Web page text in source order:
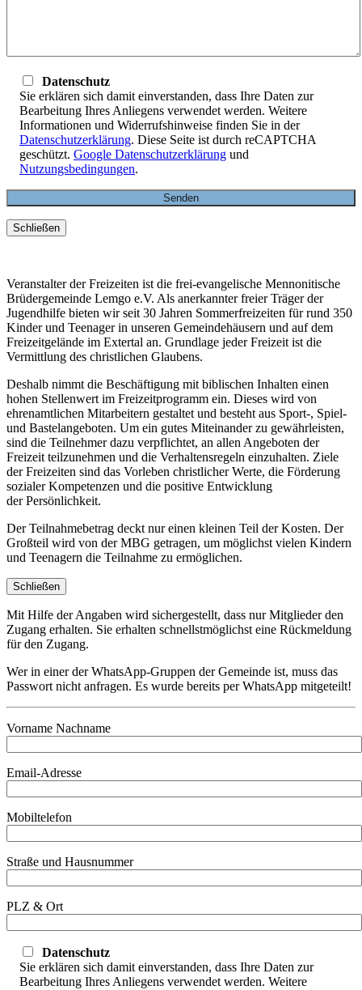
Datenschutz
Sie erklären sich damit einverstanden, dass Ihre Daten zur
Bearbeitung Ihres Anliegens verwendet werden. Weitere
Informationen und Widerrufshinweise finden Sie in der
Datenschutzerklärung. Diese Seite ist durch reCAPTCHA
geschützt. Google Datenschutzerklärung und
Nutzungsbedingungen.
Schließen
Veranstalter der Freizeiten ist die frei-evangelische Mennonitische
Brüdergemeinde Lemgo e.V. Als anerkannter freier Träger der
Jugendhilfe bieten wir seit 30 Jahren Sommerfreizeiten für rund 350
Kinder und Teenager in unseren Gemeindehäusern und auf dem
Freizeitgelände im Extertal an. Grundlage jeder Freizeit ist die
Vermittlung des christlichen Glaubens.
Deshalb nimmt die Beschäftigung mit biblischen Inhalten einen
hohen Stellenwert im Freizeitprogramm ein. Dieses wird von
ehrenamtlichen Mitarbeitern gestaltet und besteht aus Sport-, Spiel-
und Bastelangeboten. Um ein gutes Miteinander zu gewährleisten,
sind die Teilnehmer dazu verpflichtet, an allen Angeboten der
Freizeit teilzunehmen und die Verhaltensregeln einzuhalten. Ziele
der Freizeiten sind das Vorleben christlicher Werte, die Förderung
sozialer Kompetenzen und die positive Entwicklung
der Persönlichkeit.
Der Teilnahmebetrag deckt nur einen kleinen Teil der Kosten. Der
Großteil wird von der MBG getragen, um möglichst vielen Kindern
und Teenagern die Teilnahme zu ermöglichen.
Schließen
Mit Hilfe der Angaben wird sichergestellt, dass nur Mitglieder den
Zugang erhalten. Sie erhalten schnellstmöglichst eine Rückmeldung
für den Zugang.
Wer in einer der WhatsApp-Gruppen der Gemeinde ist, muss das
Passwort nicht anfragen. Es wurde bereits per WhatsApp mitgeteilt!
Vorname Nachname
Email-Adresse
Mobiltelefon
Straße und Hausnummer
PLZ & Ort
Datenschutz
Sie erklären sich damit einverstanden, dass Ihre Daten zur
Bearbeitung Ihres Anliegens verwendet werden. Weitere